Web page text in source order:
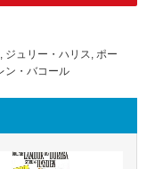
ジュリー・ハリス
ポー
ン・バコール